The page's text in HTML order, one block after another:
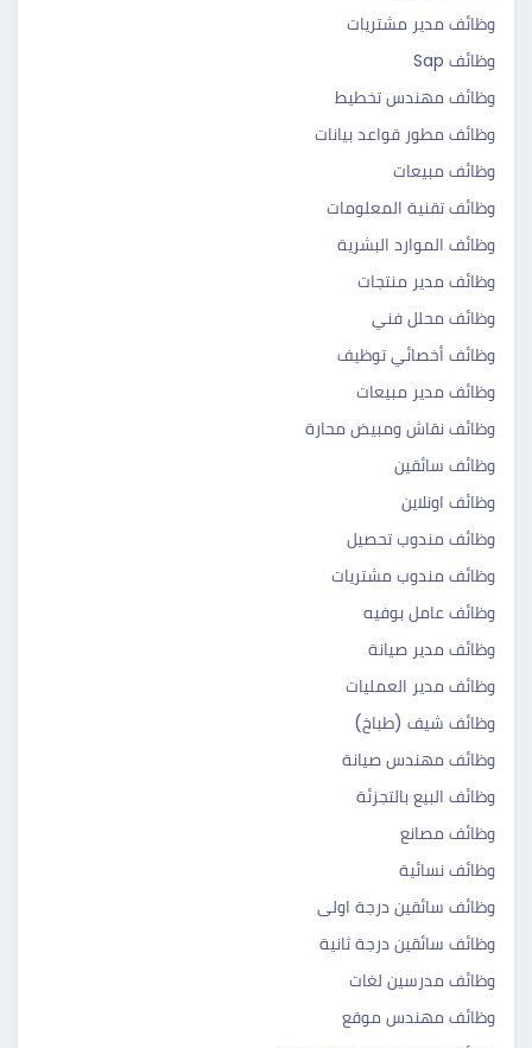
وظائف مدير مشتريات
وظائف Sap
وظائف مهندس تخطيط
وظائف مطور قواعد بيانات
وظائف مبيعات
وظائف تقنية المعلومات
وظائف الموارد البشرية
وظائف مدير منتجات
وظائف محلل فني
وظائف أخصائي توظيف
وظائف مدير مبيعات
وظائف نقاش ومبيض محارة
وظائف سائقين
وظائف اونلاين
وظائف مندوب تحصيل
وظائف مندوب مشتريات
وظائف عامل بوفيه
وظائف مدير صيانة
وظائف مدير العمليات
وظائف شيف (طباخ)
وظائف مهندس صيانة
وظائف البيع بالتجزئة
وظائف مصانع
وظائف نسائية
وظائف سائقين درجة اولى
وظائف سائقين درجة ثانية
وظائف مدرسين لغات
وظائف مهندس موقع